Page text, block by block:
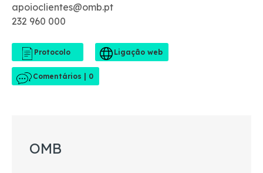
apoioclientes@omb.pt
232 960 000
Comentários | 0
OMB